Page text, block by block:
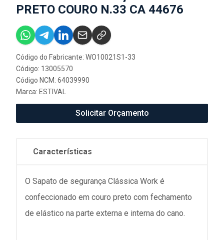
PRETO COURO N.33 CA 44676
Código do Fabricante: WO10021S1-33
Código: 13005570
Código NCM: 64039990
Marca: ESTIVAL
Solicitar Orçamento
Características
O Sapato de segurança Clássica Work é
confeccionado em couro preto com fechamento
de elástico na parte externa e interna do cano.